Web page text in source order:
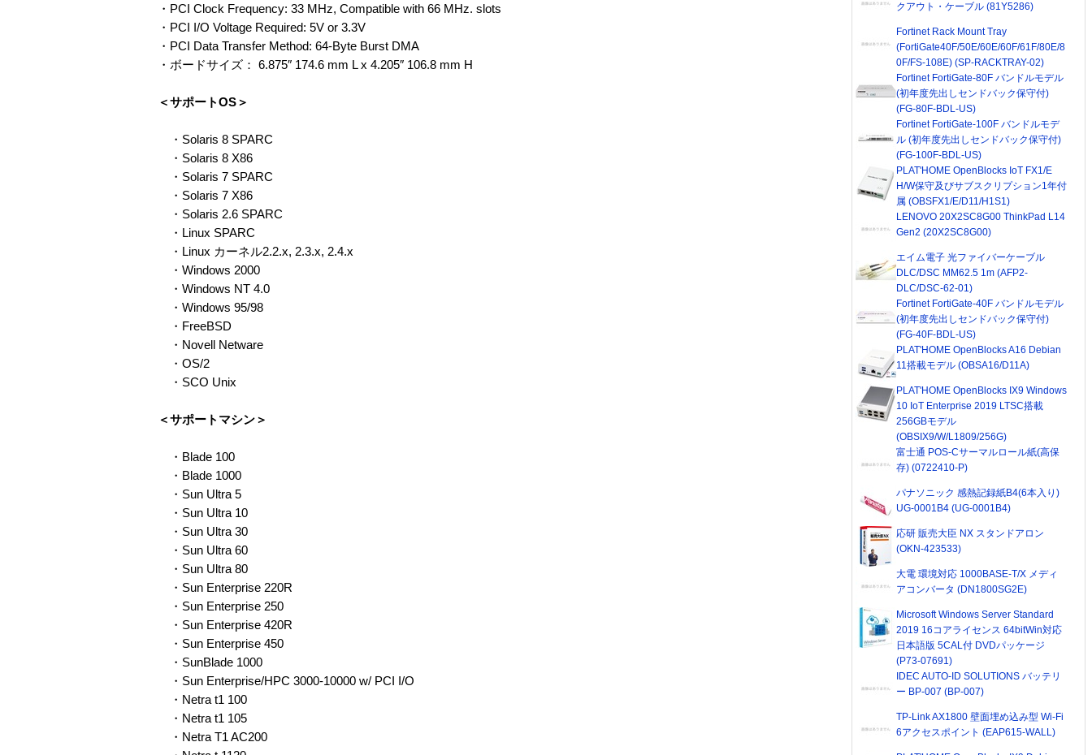
・PCI Clock Frequency: 33 MHz, Compatible with 66 MHz. slots
・PCI I/O Voltage Required: 5V or 3.3V
・PCI Data Transfer Method: 64-Byte Burst DMA
・ボードサイズ： 6.875″ 174.6 mm L x 4.205″ 106.8 mm H
＜サポートOS＞
・Solaris 8 SPARC
・Solaris 8 X86
・Solaris 7 SPARC
・Solaris 7 X86
・Solaris 2.6 SPARC
・Linux SPARC
・Linux カーネル2.2.x, 2.3.x, 2.4.x
・Windows 2000
・Windows NT 4.0
・Windows 95/98
・FreeBSD
・Novell Netware
・OS/2
・SCO Unix
＜サポートマシン＞
・Blade 100
・Blade 1000
・Sun Ultra 5
・Sun Ultra 10
・Sun Ultra 30
・Sun Ultra 60
・Sun Ultra 80
・Sun Enterprise 220R
・Sun Enterprise 250
・Sun Enterprise 420R
・Sun Enterprise 450
・SunBlade 1000
・Sun Enterprise/HPC 3000-10000 w/ PCI I/O
・Netra t1 100
・Netra t1 105
・Netra T1 AC200
クアウト・ケーブル (81Y5286)
Fortinet Rack Mount Tray
(FortiGate40F/50E/60E/60F/61F/80E/8
0F/FS-108E) (SP-RACKTRAY-02)
Fortinet FortiGate-80F バンドルモデル
(初年度先出しセンドバック保守付)
(FG-80F-BDL-US)
Fortinet FortiGate-100F バンドルモデ
ル (初年度先出しセンドバック保守付)
(FG-100F-BDL-US)
PLAT'HOME OpenBlocks IoT FX1/E
H/W保守及びサブスクリプション1年付
属 (OBSFX1/E/D11/H1S1)
LENOVO 20X2SC8G00 ThinkPad L14
Gen2 (20X2SC8G00)
エイム電子 光ファイバーケーブル
DLC/DSC MM62.5 1m (AFP2-
DLC/DSC-62-01)
Fortinet FortiGate-40F バンドルモデル
(初年度先出しセンドバック保守付)
(FG-40F-BDL-US)
PLAT'HOME OpenBlocks A16 Debian
11搭載モデル (OBSA16/D11A)
PLAT'HOME OpenBlocks IX9 Windows
10 IoT Enterprise 2019 LTSC搭載
256GBモデル
(OBSIX9/W/L1809/256G)
富士通 POS-Cサーマルロール紙(高保
存) (0722410-P)
パナソニック 感熱記録紙B4(6本入り)
UG-0001B4 (UG-0001B4)
応研 販売大臣 NX スタンドアロン
(OKN-423533)
大電 環境対応 1000BASE-T/X メディ
アコンバータ (DN1800SG2E)
Microsoft Windows Server Standard
2019 16コアライセンス 64bitWin対応
日本語版 5CAL付 DVDパッケージ
(P73-07691)
IDEC AUTO-ID SOLUTIONS バッテリ
ー BP-007 (BP-007)
TP-Link AX1800 壁面埋め込み型 Wi-Fi
6アクセスポイント (EAP615-WALL)